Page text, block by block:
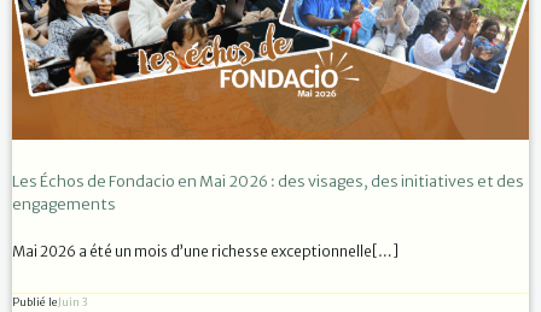
Les Échos de Fondacio en Mai 2026 : des visages, des initiatives et des
engagements
Mai 2026 a été un mois d’une richesse exceptionnelle[…]
Publié leJuin 3